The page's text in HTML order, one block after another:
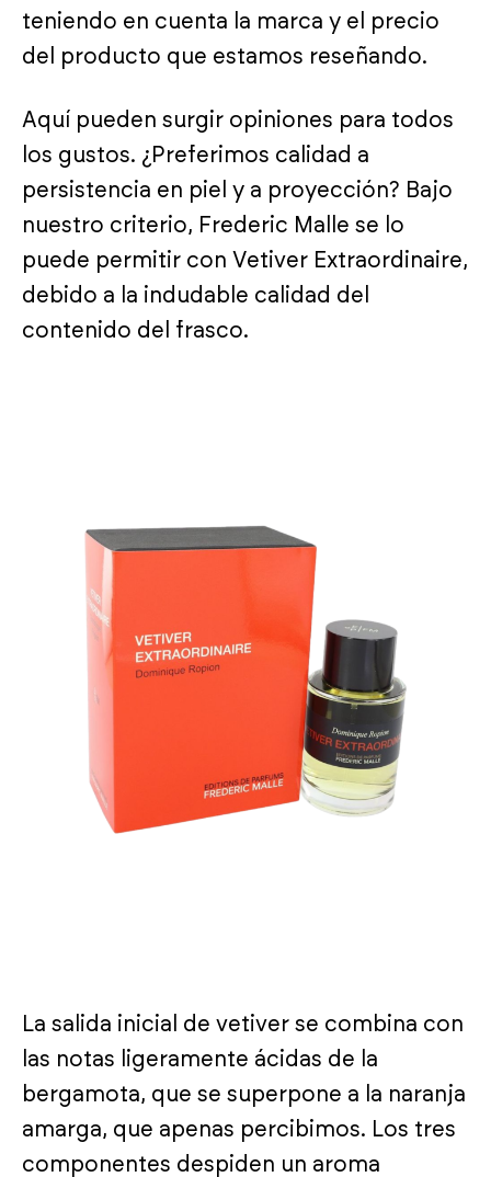
teniendo en cuenta la marca y el precio
del producto que estamos reseñando.
Aquí pueden surgir opiniones para todos
los gustos. ¿Preferimos calidad a
persistencia en piel y a proyección? Bajo
nuestro criterio, Frederic Malle se lo
puede permitir con Vetiver Extraordinaire,
debido a la indudable calidad del
contenido del frasco.
La salida inicial de vetiver se combina con
las notas ligeramente ácidas de la
bergamota, que se superpone a la naranja
amarga, que apenas percibimos. Los tres
componentes despiden un aroma